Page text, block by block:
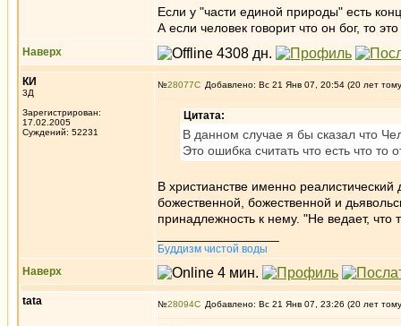
Если у "части единой природы" есть
А если человек говорит что он бог, то
Наверх
КИ
3Д
Зарегистрирован:
17.02.2005
Суждений: 52231
№28077 Добавлено: Вс 21 Янв 07, 20:54 (20 лет
Цитата:
В данном случае я бы сказал что
Это ошибка считать что есть что
В христианстве именно
божественной, божественной и
принадлежность к нему. "Не ведает, что
Буддизм чистой воды
Наверх
tata №28094 Добавлено: Вс 21 Янв 07, 23:26 (20 лет